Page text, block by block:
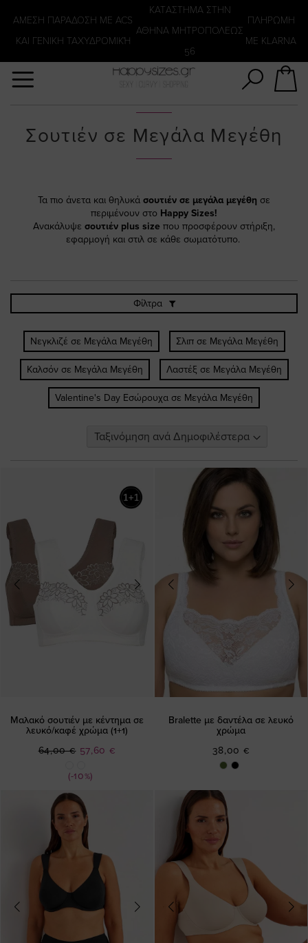
ΑΜΕΣΗ ΠΑΡΑΔΟΣΗ ΜΕ ACS
ΚΑΙ ΓΕΝΙΚΗ ΤΑΧΥΔΡΟΜΙΚΉ
KATΑΣΤΗΜΑ ΣΤΗΝ
ΑΘΗΝΑ ΜΗΤΡΟΠΟΛΕΩΣ
56
ΠΛΗΡΩΜΗ
ΜΕ KLARNA
Σουτιέν σε Μεγάλα Μεγέθη
Τα πιο άνετα και θηλυκά σουτιέν σε μεγάλα μεγέθη σε
περιμένουν στο Happy Sizes!
Ανακάλυψε σουτιέν plus size που προσφέρουν στήριξη,
εφαρμογή και στιλ σε κάθε σωματότυπο.
Φίλτρα
Νεγκλιζέ σε Μεγάλα Μεγέθη Σλιπ σε Μεγάλα Μεγέθη
Καλσόν σε Μεγάλα Μεγέθη Λαστέξ σε Μεγάλα Μεγέθη
Valentine's Day Εσώρουχα σε Μεγάλα Μεγέθη
Μαλακό σουτιέν με κέντημα σε
λευκό/καφέ χρώμα (1+1)
(-10%)
Ειδική
57,60 €
64,00 €
Bralette με δαντέλα σε λευκό
χρώμα
38,00 €
Αναζήτηση